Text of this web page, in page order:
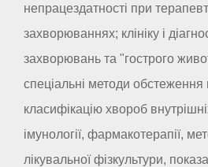
непрацездатності при
захворюваннях; клініку і
захворювань та "гострого
спеціальні методи обстеження
класифікацію хвороб
імунології, фармакотерапії,
лікувальної фізкультури,